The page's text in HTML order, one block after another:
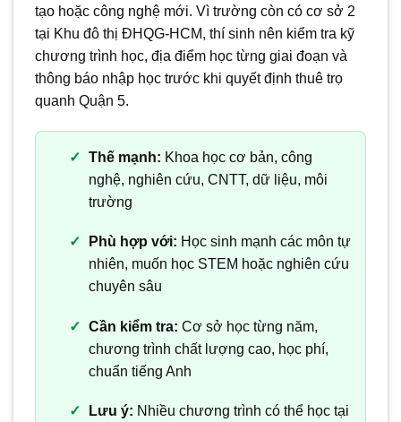
tạo hoặc công nghệ mới. Vì trường còn có cơ sở 2
tại Khu đô thị ĐHQG-HCM, thí sinh nên kiểm tra kỹ
chương trình học, địa điểm học từng giai đoạn và
thông báo nhập học trước khi quyết định thuê trọ
quanh Quận 5.
Thế mạnh: Khoa học cơ bản, công
nghệ, nghiên cứu, CNTT, dữ liệu, môi
trường
Phù hợp với: Học sinh mạnh các môn tự
nhiên, muốn học STEM hoặc nghiên cứu
chuyên sâu
Cần kiểm tra: Cơ sở học từng năm,
chương trình chất lượng cao, học phí,
chuẩn tiếng Anh
Lưu ý: Nhiều chương trình có thể học tại